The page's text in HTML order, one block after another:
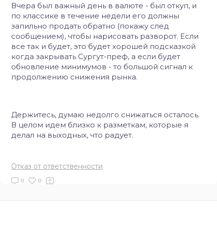
Вчера был важный день в валюте - был откуп, и
по классике в течение недели его должны
запильно продать обратно (покажу след
сообщением), чтобы нарисовать разворот. Если
все так и будет, это будет хорошей подсказкой
когда закрывать Сургут-преф, а если будет
обновление минимумов - то большой сигнал к
продолжению снижения рынка.
Держитесь, думаю недолго снижаться осталось.
В целом идем близко к разметкам, которые я
делал на выходных, что радует.
Отказ от ответственности
0 0